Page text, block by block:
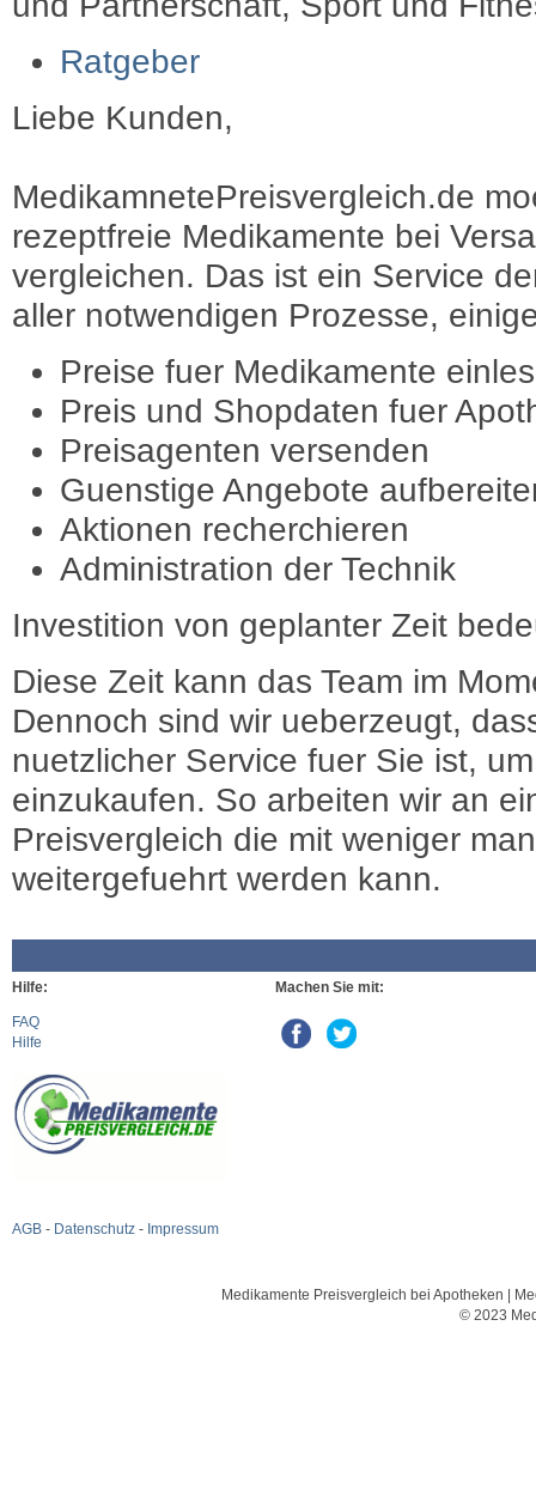
Ratgeber
Liebe Kunden,
MedikamnetePreisvergleich.de
rezeptfreie Medikamente bei
vergleichen. Das ist ein Service
aller notwendigen Prozesse,
Preise fuer Medikamente
Preis und Shopdaten fuer
Preisagenten versenden
Guenstige Angebote
Aktionen recherchieren
Administration der Technik
Investition von geplanter Zeit
Diese Zeit kann das Team im
Dennoch sind wir ueberzeugt,
nuetzlicher Service fuer Sie ist,
einzukaufen. So arbeiten wir an
Preisvergleich die mit weniger
weitergefuehrt werden kann.
Hilfe:
FAQ
Hilfe
AGB - Datenschutz - Impressum
Machen Sie mit:
Medikamente Preisvergleich bei Apotheken |
© 2023